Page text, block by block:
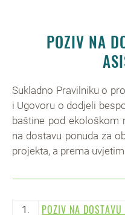
POZIV NA
Sukladno Pravilniku o
i Ugovoru o dodjeli
baštine pod ekološkom
na dostavu ponuda za
projekta, a prema
1. POZIV NA DOSTAVU